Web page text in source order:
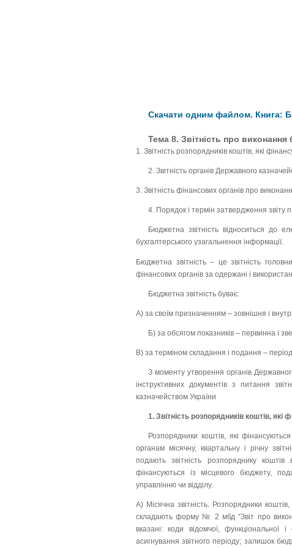
Скачати одним файлом. Книга:
Тема 8. Звітність про
1. Звітність розпорядників коштів, які
2. Звітність органів Державного
3. Звітність фінансових органів про
4. Порядок і термін затвердження звіту
Бюджетна звітність відноситься до
бухгалтерського узагальнення інформації.
Бюджетна звітність – це звітність
фінансових органів за одержані і
Бюджетна звітність буває:
А) за своїм призначенням – зовнішня і
Б) за обсягом показників – первинна і
В) за терміном складання і подання –
З моменту утворення органів
інструктивних документів з питання
казначейством України
1. Звітність розпорядників коштів,
Розпорядники коштів, які
органам місячну, квартальну і річну
подають звітність розпоряднику
фінансуються із місцевого бюджету,
управлінню чи відділу.
А) Місячна звітність. Розпорядники
складають форму № 2 мбд “Звіт про
вказані: коди відомчої, функціональної і
асигнування звітного періоду; залишок